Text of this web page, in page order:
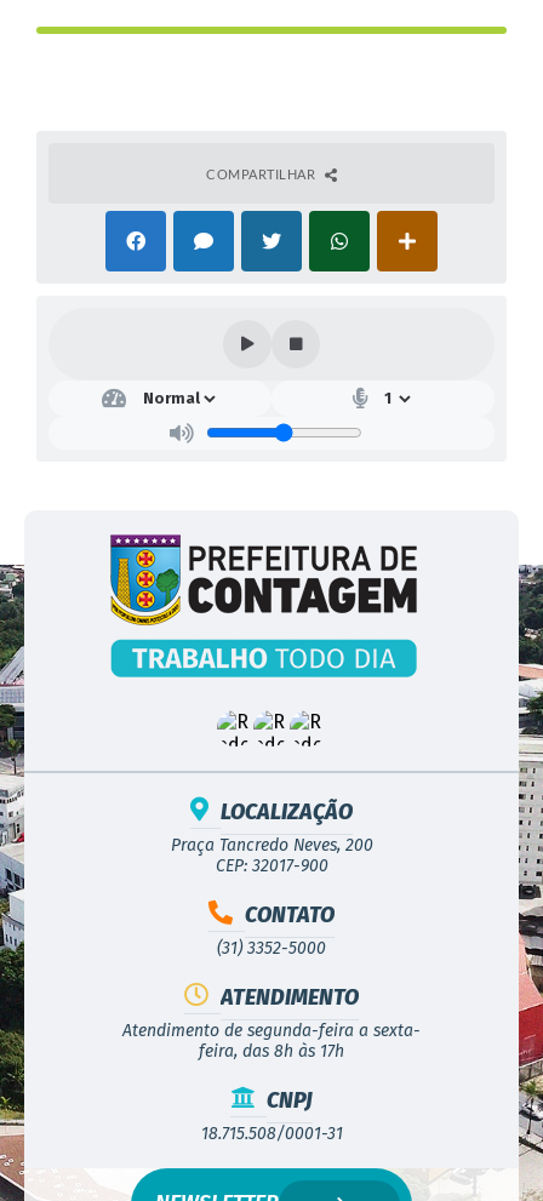
COMPARTILHAR
LOCALIZAÇÃO
Praça Tancredo Neves, 200
CEP: 32017-900
CONTATO
(31) 3352-5000
ATENDIMENTO
Atendimento de segunda-feira a sexta-
feira, das 8h às 17h
CNPJ
18.715.508/0001-31